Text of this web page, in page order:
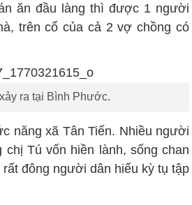
ăn đầu làng thì được 1 người
trên cổ của cả 2 vợ chồng có
ra tại Bình Phước.
năng xã Tân Tiến. Nhiều người
Tú vốn hiền lành, sống chan
đông người dân hiếu kỳ tụ tập